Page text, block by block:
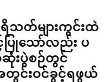
သတ်များကွင်းထဲ
ပြုသော်လည်း ပ
ဆုံးပွဲစဉ်တွင်
တွင်းဝင်ခွင့်ရဖွယ်